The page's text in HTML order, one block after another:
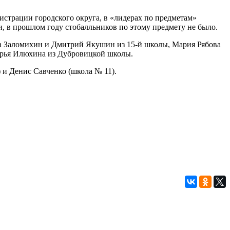
городского округа, в «лидерах по предметам»
в прошлом году стобалльников по этому предмету не было.
Заломихин и Дмитрий Якушин из 15-й школы, Мария Рябова
Илюхина из Дубровицкой школы.
Денис Савченко (школа № 11).